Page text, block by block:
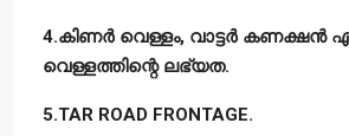
4.കിണർ വെള്ളം, വാട്ടർ കണക്ഷൻ
വെള്ളത്തിന്റെ ലഭ്യത.
5.TAR ROAD FRONTAGE.